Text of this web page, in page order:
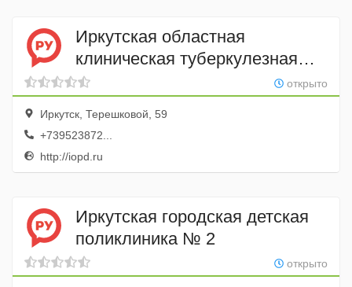
Иркутская областная
клиническая туберкулезная
больница
открыто
Иркутск, Терешковой, 59
+739523872...
http://iopd.ru
Иркутская городская детская
поликлиника № 2
открыто